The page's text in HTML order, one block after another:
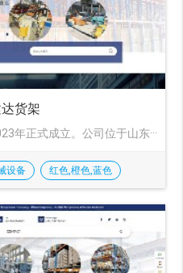
货架
年正式成立。公司位于山东···
设备 红色,橙色,蓝色